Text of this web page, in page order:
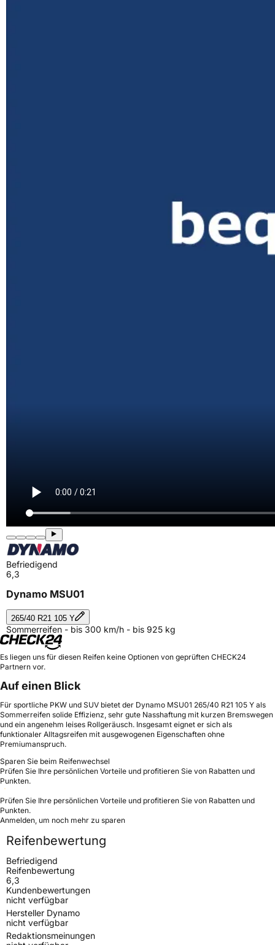
Befriedigend
6,3
Dynamo MSU01
265/40 R21 105 Y
Sommerreifen - bis 300 km/h - bis 925 kg
Es liegen uns für diesen Reifen keine Optionen von geprüften CHECK24
Partnern vor.
Auf einen Blick
Für sportliche PKW und SUV bietet der Dynamo MSU01 265/40 R21 105 Y als
Sommerreifen solide Effizienz, sehr gute Nasshaftung mit kurzen Bremswegen
und ein angenehm leises Rollgeräusch. Insgesamt eignet er sich als
funktionaler Alltagsreifen mit ausgewogenen Eigenschaften ohne
Premiumanspruch.
Sparen Sie beim Reifenwechsel
Prüfen Sie Ihre persönlichen Vorteile und profitieren Sie von Rabatten und
Punkten.
Prüfen Sie Ihre persönlichen Vorteile und profitieren Sie von Rabatten und
Punkten.
Anmelden, um noch mehr zu sparen
Reifenbewertung
Befriedigend
Reifenbewertung
6,3
Kundenbewertungen
nicht verfügbar
Hersteller Dynamo
nicht verfügbar
Redaktionsmeinungen